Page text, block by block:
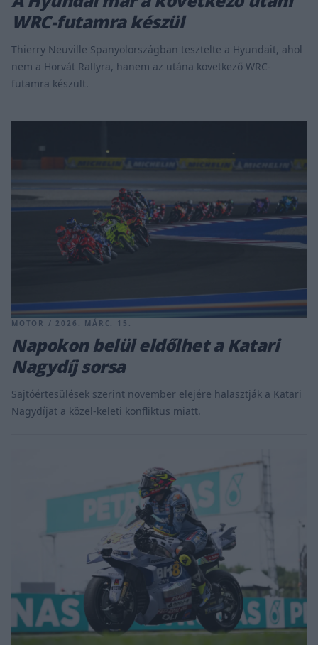
WRC-futamra készül
Thierry Neuville Spanyolországban tesztelte a Hyundait, ahol
nem a Horvát Rallyra, hanem az utána következő WRC-
futamra készült.
MOTOR / 2026. MÁRC. 15.
Napokon belül eldőlhet a Katari
Nagydíj sorsa
Sajtóértesülések szerint november elejére halasztják a Katari
Nagydíjat a közel-keleti konfliktus miatt.